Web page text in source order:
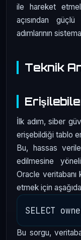
ile hareket
açısından
adımlarının
Teknik
İlk adım, siber
erişebildiği tablo
Bu, hassas
edilmesine
Oracle veritabanı
etmek için
Bu sorgu,